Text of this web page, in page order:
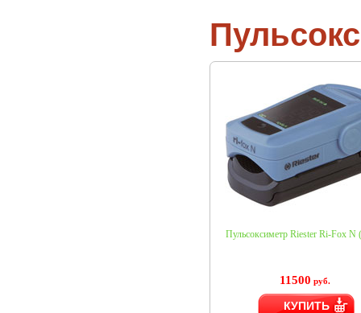
Пульсоксиметр Riester Ri-Fox N
11500 руб.
КУПИТЬ